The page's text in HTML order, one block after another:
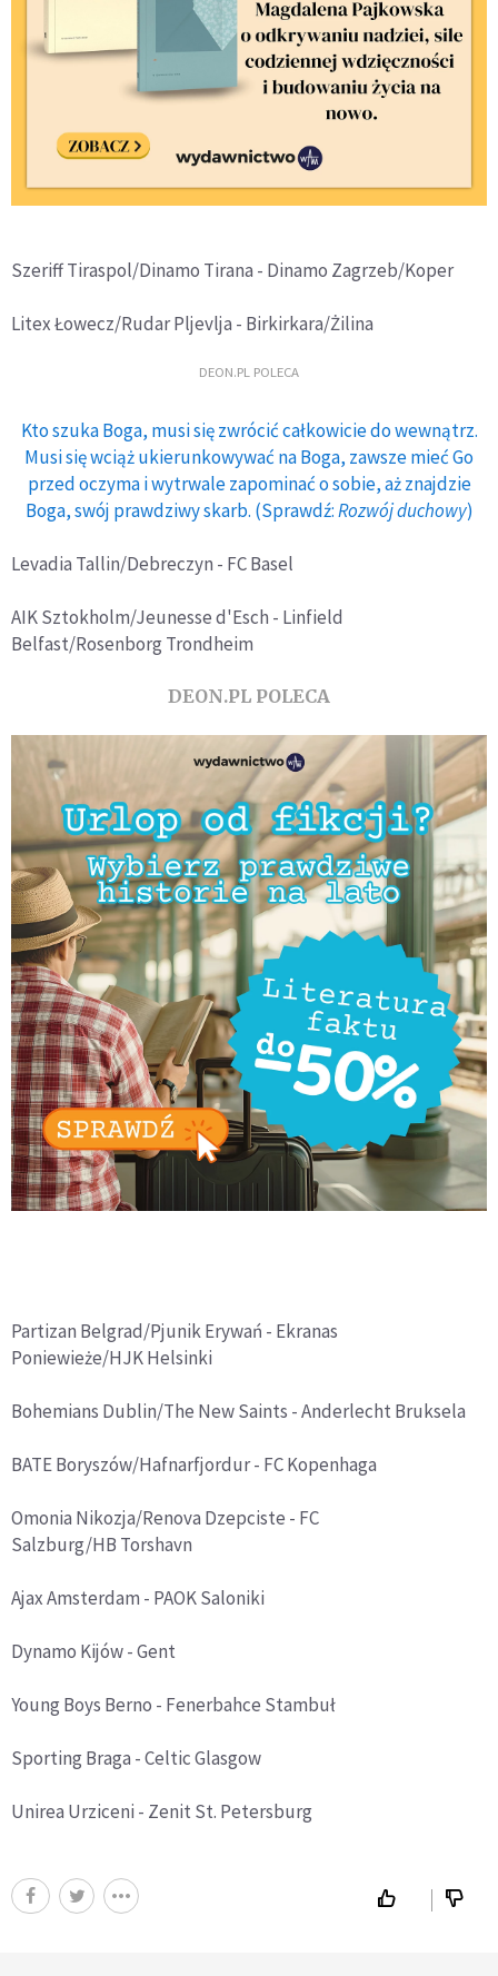
Szeriff Tiraspol/Dinamo Tirana - Dinamo Zagrzeb/Koper
Litex Łowecz/Rudar Pljevlja - Birkirkara/Żilina
DEON.PL POLECA
Kto szuka Boga, musi się zwrócić całkowicie do wewnątrz.
Musi się wciąż ukierunkowywać na Boga, zawsze mieć Go
przed oczyma i wytrwale zapominać o sobie, aż znajdzie
Boga, swój prawdziwy skarb. (Sprawdź:Rozwój duchowy)
Levadia Tallin/Debreczyn - FC Basel
AIK Sztokholm/Jeunesse d'Esch - Linfield
Belfast/Rosenborg Trondheim
DEON.PL POLECA
Partizan Belgrad/Pjunik Erywań - Ekranas
Poniewieże/HJK Helsinki
Bohemians Dublin/The New Saints - Anderlecht Bruksela
BATE Boryszów/Hafnarfjordur - FC Kopenhaga
Omonia Nikozja/Renova Dzepciste - FC
Salzburg/HB Torshavn
Ajax Amsterdam - PAOK Saloniki
Dynamo Kijów - Gent
Young Boys Berno - Fenerbahce Stambuł
Sporting Braga - Celtic Glasgow
Unirea Urziceni - Zenit St. Petersburg